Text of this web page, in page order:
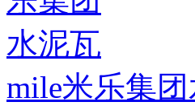
mile米乐集